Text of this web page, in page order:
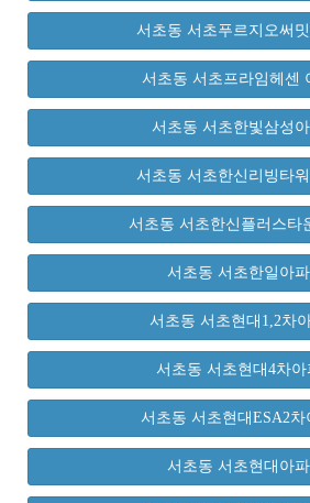
서초동 서초푸르지오써
서초동 서초프라임헤센
서초동 서초한빛삼성
서초동 서초한신리빙타
서초동 서초한신플러스타
서초동 서초한일아
서초동 서초현대1,2차
서초동 서초현대4차아
서초동 서초현대ESA2차
서초동 서초현대아